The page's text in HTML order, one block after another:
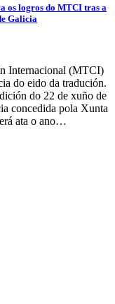
os logros do MTCI tras a
Galicia
Internacional (MTCI)
do eido da tradución.
do 22 de xuño de
concedida pola Xunta
ata o ano…